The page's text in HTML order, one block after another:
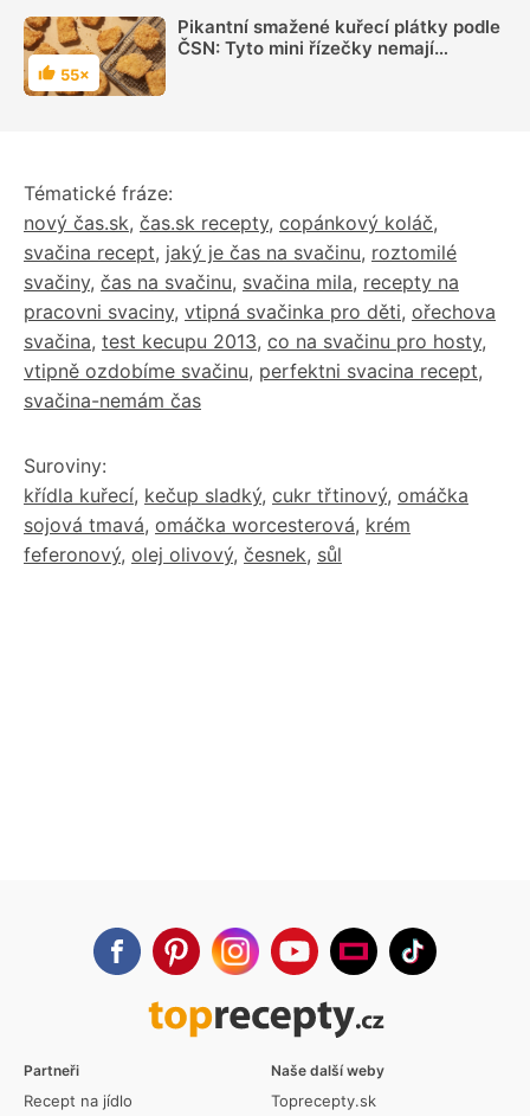
Hodnocení
55×
Pikantní smažené kuřecí plátky podle
ČSN: Tyto mini řízečky nemají
Tématické fráze:
nový čas.sk, čas.sk recepty, copánkový koláč,
svačina recept, jaký je čas na svačinu, roztomilé
svačiny, čas na svačinu, svačina mila, recepty na
pracovni svaciny, vtipná svačinka pro děti, ořechova
svačina, test kecupu 2013, co na svačinu pro hosty,
vtipně ozdobíme svačinu, perfektni svacina recept,
svačina-nemám čas
Suroviny:
křídla kuřecí, kečup sladký, cukr třtinový, omáčka
sojová tmavá, omáčka worcesterová, krém
feferonový, olej olivový, česnek, sůl
Partneři
Recept na jídlo
Naše další weby
Toprecepty.sk